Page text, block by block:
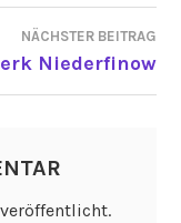
NÄCHSTER BEITRAG
Niederfinow